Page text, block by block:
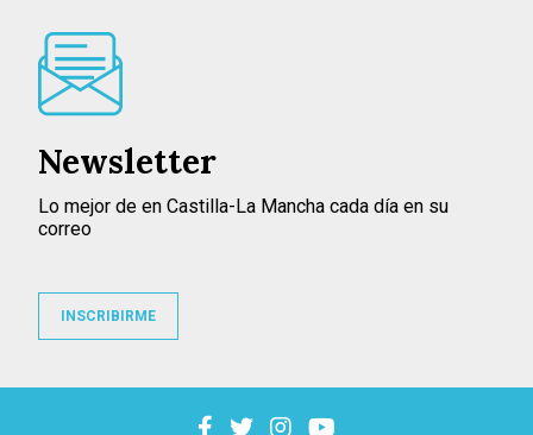
Newsletter
Lo mejor de en Castilla-La Mancha cada día en su
correo
INSCRIBIRME